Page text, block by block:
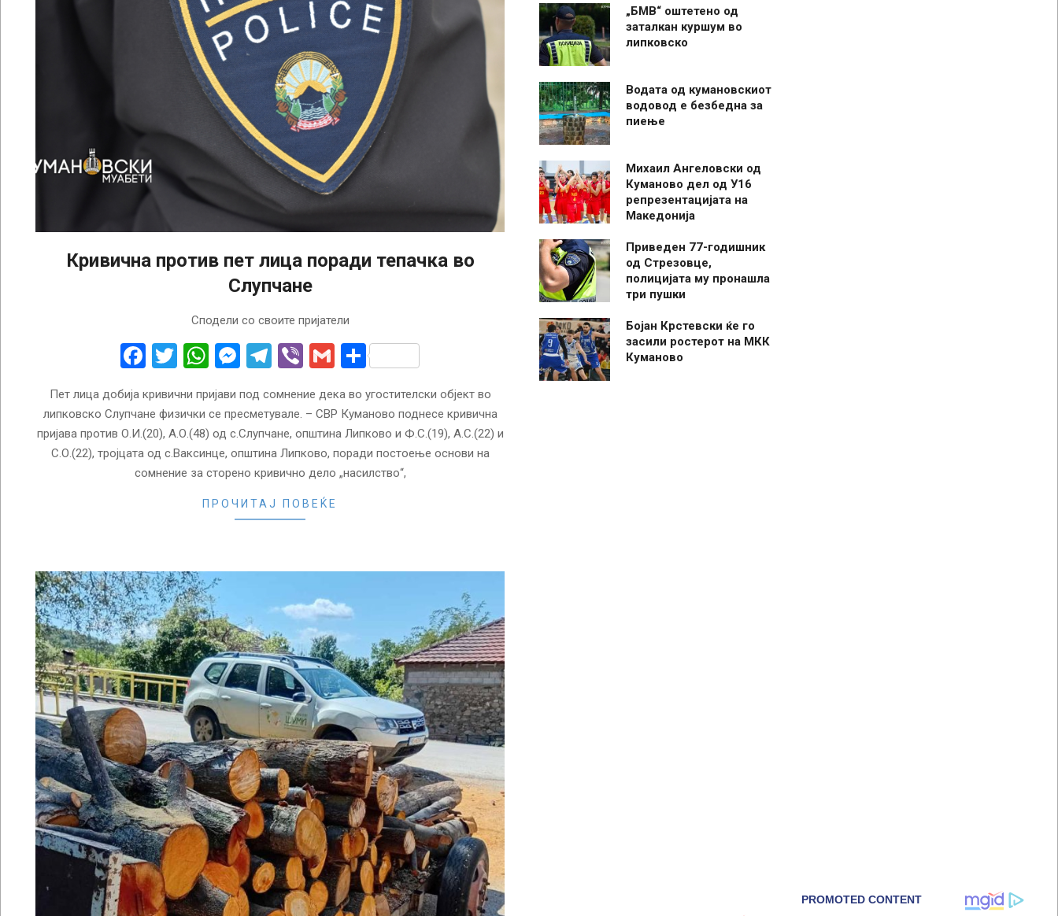
Кривична против пет лица поради тепачка во
Слупчане
Сподели со своите пријатели
Facebook
Twitter
WhatsApp
Messenger
Telegram
ViberGmailShare
Пет лица добија кривични пријави под сомнение дека во угостителски објект во
липковско Слупчане физички се пресметувале. – СВР Куманово поднесе кривична
пријава против О.И.(20), А.О.(48) од с.Слупчане, општина Липково и Ф.С.(19), А.С.(22) и
С.О.(22), тројцата од с.Ваксинце, општина Липково, поради постоење основи на
сомнение за сторено кривично дело „насилство“,
ПРОЧИТАЈ ПОВЕЌЕ
„БМВ“ оштетено од
заталкан куршум во
липковско
Водата од кумановскиот
водовод е безбедна за
пиење
Михаил Ангеловски од
Куманово дел од У16
репрезентацијата на
Македонија
Приведен 77-годишник
од Стрезовце,
полицијата му пронашла
три пушки
Бојан Крстевски ќе го
засили ростерот на МКК
Куманово